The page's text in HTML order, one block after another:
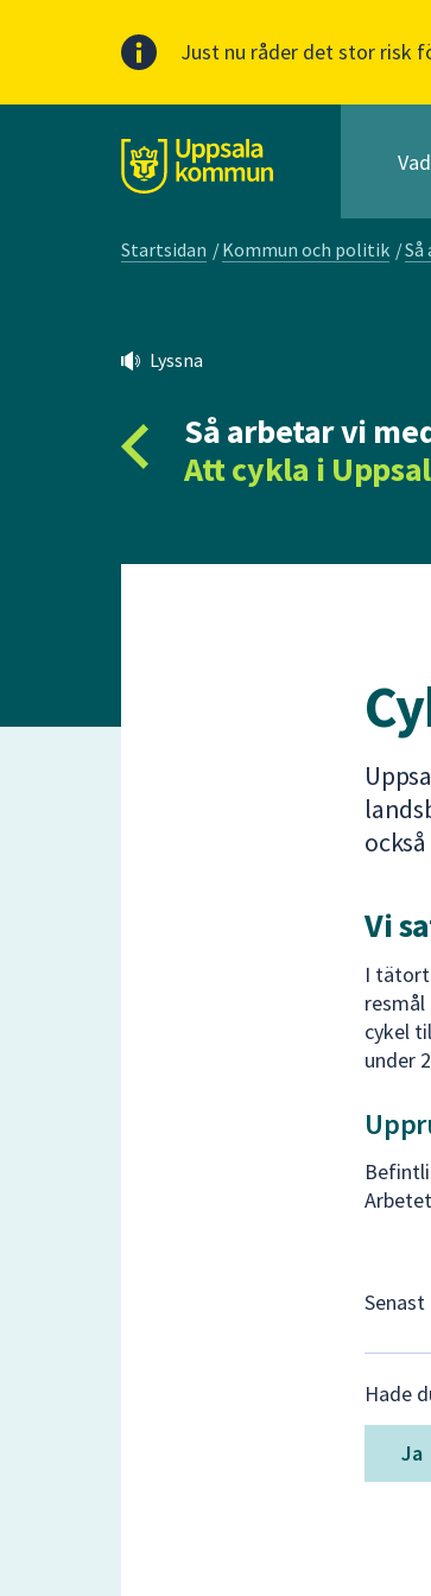
Just nu råder det stor risk
Till sidans
huvudinnehåll
innehåll
När
kommer
att
fältet.
navigera
mellan
och
för
välja
något
dem.
Startsidan /Kommun och politik /Så
Lyssna
Så arbetar vi
Att cykla i
Vi
I
cykel
under
för
denna
Hade